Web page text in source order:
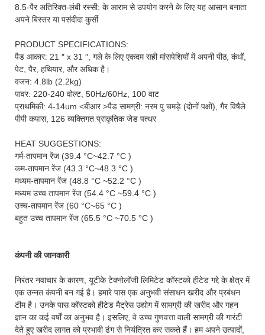
8.5-पैर अतिरिक्त-लंबी रस्सी: के आराम से उपयोग करने के लिए यह आसान बनाता
अपने बिस्तर या पसंदीदा कुर्सी
PRODUCT SPECIFICATIONS:
पैड आकार: 21 ″ x 31 ″, गले के लिए एकदम सही मांसपेशियों में अपनी पीठ, कंधों,
पेट, पैर, हथियार, और अधिक है।
वजन: 4.8lb (2.2kg)
पावर: 220-240 वोल्ट, 50Hz/60Hz, 100 वाट
प्राथमिकी: 4-14um <बीआर >पैड सामग्री: नरम पु चमड़े (दोनों पक्षों), गैर विषैले
पीपी कपास, 126 व्यक्तिगत प्राकृतिक जेड पत्थर
HEAT SUGGESTIONS:
गर्म-तापमान रेंज (39.4 °C~42.7 °C )
कम-तापमान रेंज (43.3 °C~48.3 °C )
मध्यम-तापमान रेंज (48.8 °C ~52.2 °C )
मध्यम उच्च तापमान रेंज (54.4 °C ~59.4 °C )
उच्च-तापमान रेंज (60 °C~65 °C )
बहुत उच्च तापमान रेंज (65.5 °C ~70.5 °C )
कंपनी की जानकारी
निरंतर नवाचार के कारण, यूटीके टेक्नोलॉजी लिमिटेड कॉस्टको हीटेड गद्दे के क्षेत्र में
एक उन्नत कंपनी बन गई है। हमारे पास एक अनुभवी संसाधन खरीद और प्रबंधन
टीम है। उनके पास कॉस्टको हीटेड मैट्रेस उद्योग में सामग्री की खरीद और गहन
ज्ञान का कई वर्षों का अनुभव है। इसलिए, वे उच्च गुणवत्ता वाली सामग्री की गारंटी
देते हुए खरीद लागत को प्रभावी ढंग से नियंत्रित कर सकते हैं। हम अपने उत्पादों,